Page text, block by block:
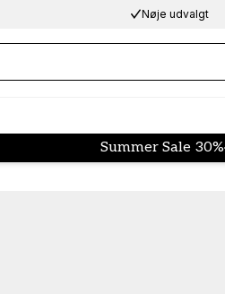
Nøje udvalgt
Summer Sale 30%